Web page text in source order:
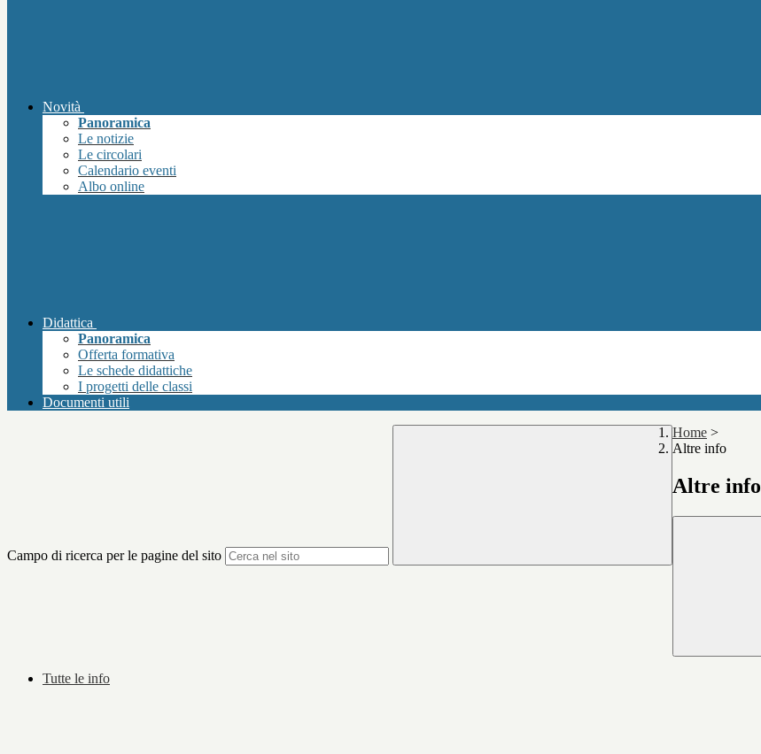
Novità
Panoramica
Le notizie
Le circolari
Calendario eventi
Albo online
Didattica
Panoramica
Offerta formativa
Le schede didattiche
I progetti delle classi
Documenti utili
Campo di ricerca per le pagine del sito
Home >
Altre info
Altre info
Tutte le info